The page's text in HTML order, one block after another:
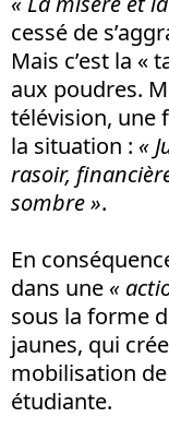
cessé de
Mais c’est la «
aux poudres.
télévision, une
la situation : «
rasoir,
sombre ».
En
dans une «
sous la forme
jaunes, qui
mobilisation
étudiante.